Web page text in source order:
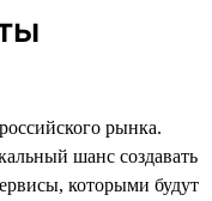
рынка.
шанс создавать
которыми будут